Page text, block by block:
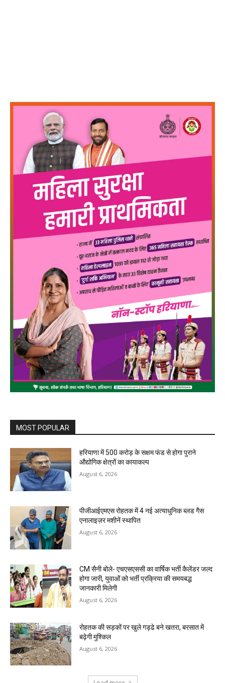
MOST POPULAR
हरियाणा में 500 करोड़ के सक्षम फंड से होगा पुराने
औद्योगिक क्षेत्रों का कायाकल्प
August 6, 2026
पीजीआईएमएस रोहतक में 4 नई अत्याधुनिक ब्लड गैस
एनालाइज़र मशीनें स्थापित
August 6, 2026
CM सैनी बोले- एचएसएससी का वार्षिक भर्ती कैलेंडर जल्द
होगा जारी, युवाओं को भर्ती प्रक्रिया की समयबद्ध
जानकारी मिलेगी
August 6, 2026
रोहतक की सड़कों पर खुले गड्ढे बने खतरा, बरसात में
बढ़ेगी मुश्किल
August 6, 2026